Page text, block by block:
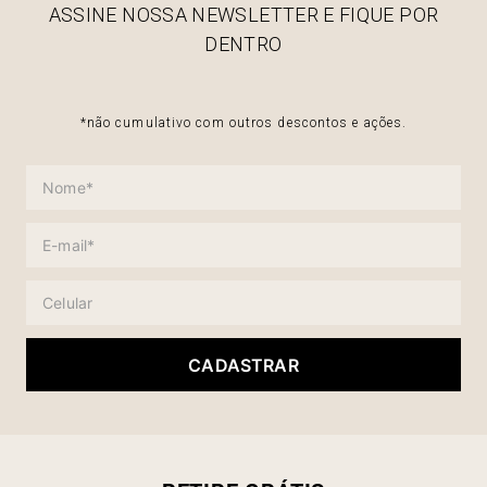
ASSINE NOSSA NEWSLETTER E FIQUE POR
DENTRO
*não cumulativo com outros descontos e ações.
CADASTRAR